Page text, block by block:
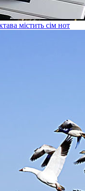
містить сім нот